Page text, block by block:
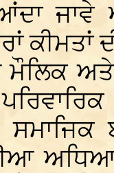
ਕੀਮਤਾਂ
ਅਤੇ
ਸਮਾਜਿਕ